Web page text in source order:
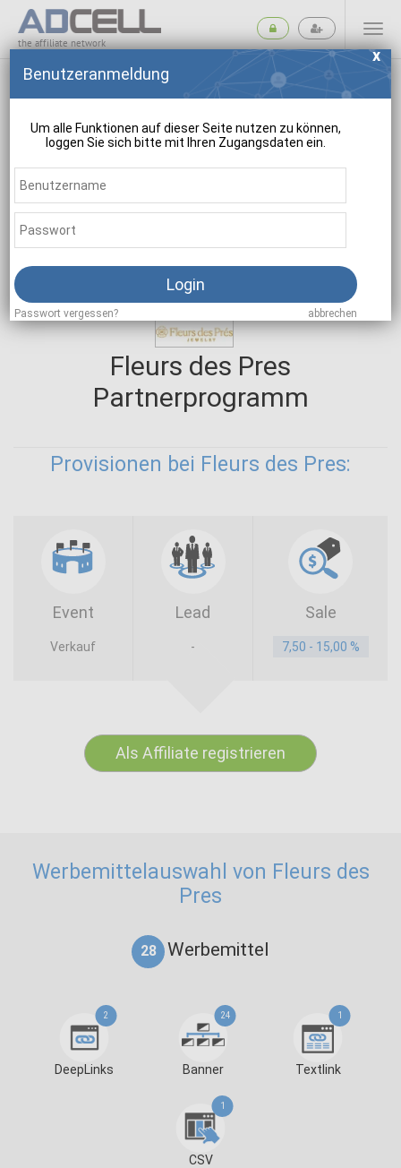
the affiliate network
Fleurs des Pres
Partnerprogramm
Provisionen bei Fleurs des Pres:
Event Lead Sale
Verkauf - 7,50 - 15,00 %
Als Affiliate registrieren
Werbemittelauswahl von Fleurs des
Pres
28 Werbemittel
2
DeepLinks
24
Banner
1
Textlink
1
CSV
Benutzeranmeldung
Um alle Funktionen auf dieser Seite nutzen zu können,
loggen Sie sich bitte mit Ihren Zugangsdaten ein.
Login
Passwort vergessen? abbrechen